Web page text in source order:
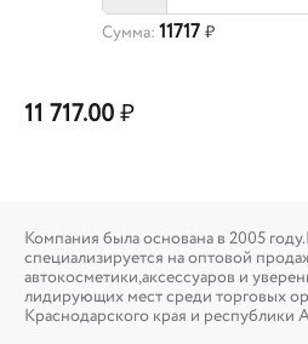
Сумма: 11717 ₽
11 717.00₽
Компания была основана в 2005
специализируется на оптовой
автокосметики,аксессуаров и
лидирующих мест среди торговых
Краснодарского края и республики